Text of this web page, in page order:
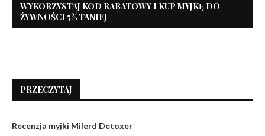
WYKORZYSTAJ KOD RABATOWY I KUP MYJKĘ DO
ŻYWNOŚCI 5% TANIEJ
PRZECZYTAJ
Recenzja myjki Milerd Detoxer